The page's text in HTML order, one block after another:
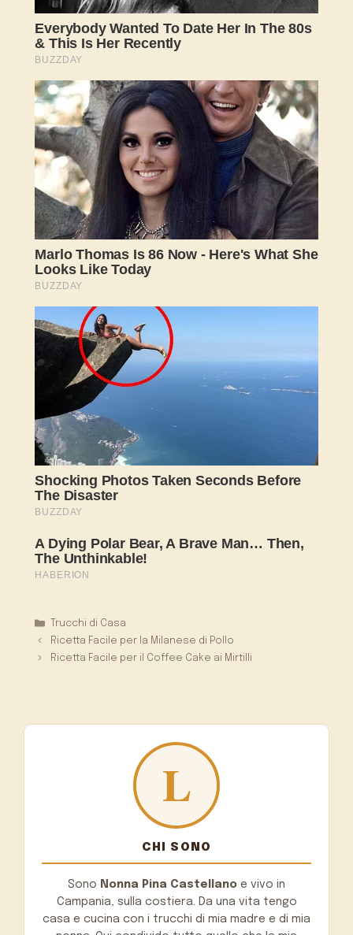
Categorie
Trucchi di Casa
Ricetta Facile per la Milanese di Pollo
Ricetta Facile per il Coffee Cake ai Mirtilli
CHI SONO
Sono Nonna Pina Castellano e vivo in
Campania, sulla costiera. Da una vita tengo
casa e cucina con i trucchi di mia madre e di mia